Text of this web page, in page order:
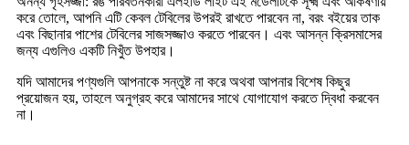
করে তোলে, আপনি এটি কেবল টেবিলের উপরই রাখতে পারবেন না, বরং বইয়ের তাক
এবং বিছানার পাশের টেবিলের সাজসজ্জাও করতে পারবেন। এবং আসন্ন ক্রিসমাসের
জন্য এগুলিও একটি নিখুঁত উপহার।
যদি আমাদের পণ্যগুলি আপনাকে সন্তুষ্ট না করে অথবা আপনার বিশেষ কিছুর
প্রয়োজন হয়, তাহলে অনুগ্রহ করে আমাদের সাথে যোগাযোগ করতে দ্বিধা করবেন
না।